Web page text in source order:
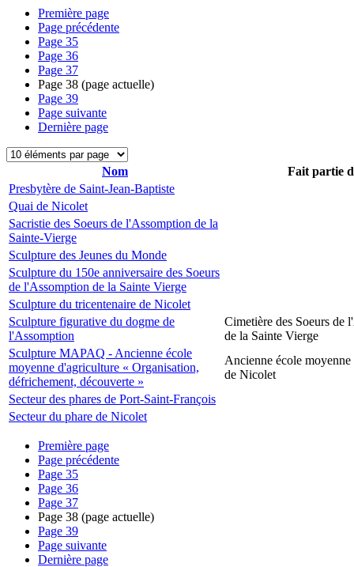
Première page
Page précédente
Page 35
Page 36
Page 37
Page 38 (page actuelle)
Page 39
Page suivante
Dernière page
Nom
Fait partie
Presbytère de Saint-Jean-Baptiste
Quai de Nicolet
Sacristie des Soeurs de l'Assomption de la
Sainte-Vierge
Sculpture des Jeunes du Monde
Sculpture du 150e anniversaire des Soeurs
de l'Assomption de la Sainte Vierge
Sculpture du tricentenaire de Nicolet
Sculpture figurative du dogme de
l'Assomption
Cimetière des Soeurs de
de la Sainte Vierge
Sculpture MAPAQ - Ancienne école
moyenne d'agriculture « Organisation,
défrichement, découverte »
Ancienne école
de Nicolet
Secteur des phares de Port-Saint-François
Secteur du phare de Nicolet
Première page
Page précédente
Page 35
Page 36
Page 37
Page 38 (page actuelle)
Page 39
Page suivante
Dernière page